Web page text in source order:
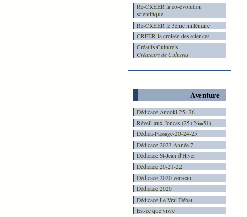
Re-CREER la co-évolution
scientifique
Re-CREER le 3ème millénaire
CREER la croisée des sciences
Créatifs Culturels
Créateurs de Cultures
Aventure
Dédicace Anooki 25+26
Réveil-aux-Joncas (25+26=51)
Dédica-Passage-20-24-25
Dédicace 2023 Année 7
Dédicace St-Jean d'Hiver
Dédicace 20-21-22
Dédicace 2020 verseau
Dédicace 2020
Dédicace Le Vrai Débat
Est-ce que vivre